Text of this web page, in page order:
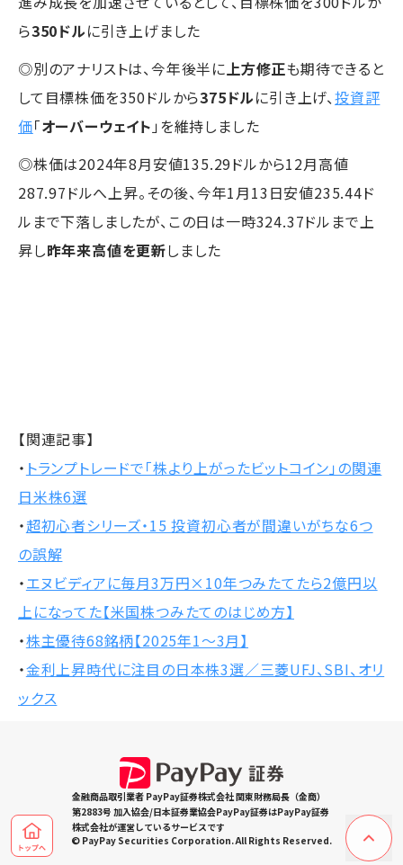
ら350ドルに引き上げました
◎別のアナリストは、今年後半に上方修正も期待できると
して目標株価を350ドルから375ドルに引き上げ、投資評
価「オーバーウェイト 」を維持しました
◎株価は2024年8月安値135.29ドルから12月高値
287.97ドルへ上昇。その後、今年1月13日安値235.44ド
ルまで下落しましたが、この日は一時324.37ドルまで上
昇し昨年来高値を更新しました
【関連記事】
・ トランプトレードで「株より上がったビットコイン」の関連
日米株6選
・超初心者シリーズ・15 投資初心者が間違いがちな6つ
の誤解
・エヌビディアに毎月3万円×10年つみたてたら2億円以
上になってた【米国株つみたてのはじめ方】
・株主優待68銘柄【2025年1～3月】
・金利上昇時代に注目の日本株3選／三菱UFJ、SBI、オリ
ックス
金融商品取引業者 PayPay証券株式会社 関東財務局長（金商）
第2883号 加入協会/日本証券業協会PayPay証券はPayPay証券
株式会社が運営しているサービスです
© PayPay Securities Corporation. All Rights Reserved.